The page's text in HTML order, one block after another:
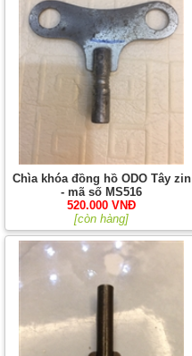
Chìa khóa đồng hồ ODO Tây zin
- mã số MS516
520.000 VNĐ
[còn hàng]